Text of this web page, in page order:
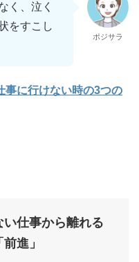
く、泣く
をすこし
ポジサラ
事に行けない時の3つの
仕事から離れる
進」